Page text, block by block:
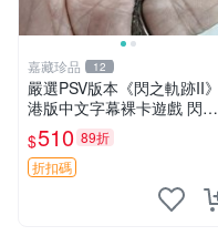
嘉藏珍品 12
嚴選PSV版本《閃之軌跡II》
港版中文字幕裸卡遊戲 閃之
軌跡 II PSV 港版 中文
$510 89折
折扣碼